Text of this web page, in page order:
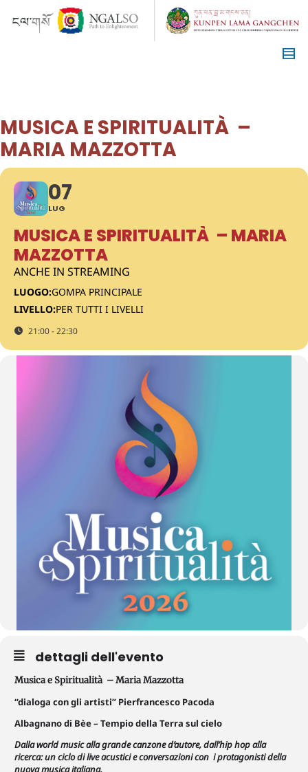
MUSICA E SPIRITUALITÀ –
MARIA MAZZOTTA
07
LUG
MUSICA E SPIRITUALITÀ – MARIA
MAZZOTTA
ANCHE IN STREAMING
LUOGO:GOMPA PRINCIPALE
LIVELLO:PER TUTTI I LIVELLI
21:00 - 22:30
dettagli dell'evento
Musica e Spiritualità – Maria Mazzotta
“dialoga con gli artisti” Pierfrancesco Pacoda
Albagnano di Bèe – Tempio della Terra sul cielo
Dalla world music alla grande canzone d’autore, dall’hip hop alla
ricerca: un ciclo di live acustici e conversazioni con i protagonisti della
nuova musica italiana.